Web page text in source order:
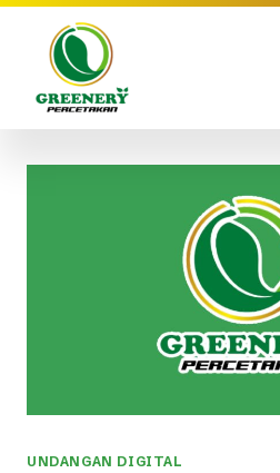
Skip
content
UNDANGAN DIGITAL